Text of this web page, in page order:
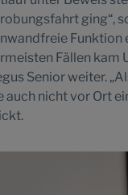
ging“,
Fällen
Senior weiter.
auch nicht vor Ort